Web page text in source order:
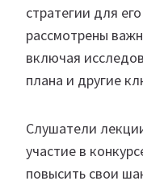
стратегии для
рассмотрены
включая
плана и другие
Слушатели
участие в
повысить свои